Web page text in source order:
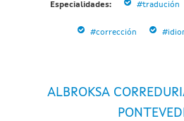
Especialidades: #tradución
#corrección
ALBROKSA